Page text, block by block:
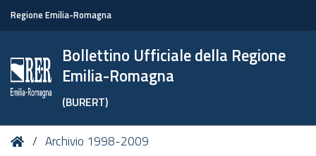
Regione Emilia-Romagna
Bollettino Ufficiale della Regione
Emilia-Romagna
(BURERT)
Tu HomeArchivio 1998-2009